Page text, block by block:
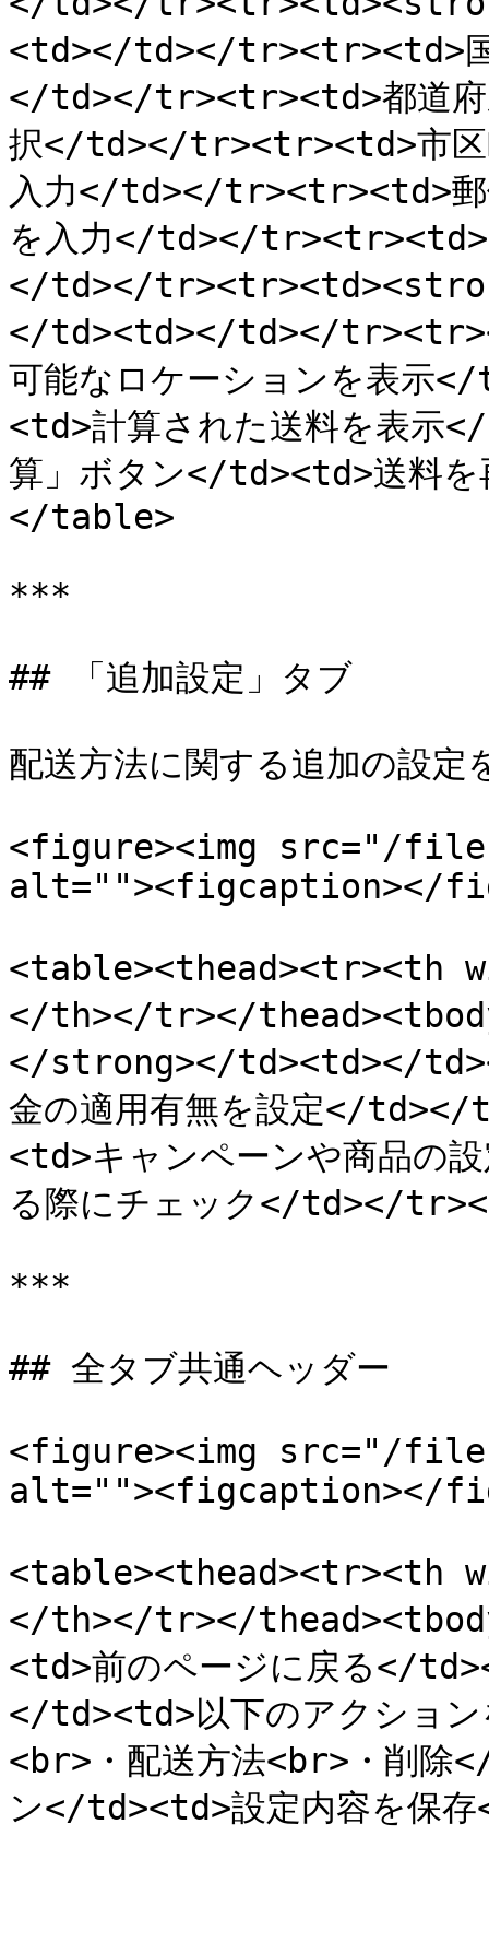
<td></td></tr><tr><td>国
</td></tr><tr><td>都道府
択</td></tr><tr><td>市区
入力</td></tr><tr><td>郵
を入力</td></tr><tr><td>
</td></
</td><td></td></
可能なロケーションを表
<td>計算された送料を表
算」ボタン</td><td>送料
</table>
***
## 「追加設定」タブ
配送方法に関する追加の設定
<figure><img src="/files/
alt=""><figcaption></
<table><thead><tr><th
</th></tr></
</strong></td><td></
金の適用有無を設定</
<td>キャンペーンや商品の
る際にチェック</td></
***
## 全タブ共通ヘッダー
<figure><img src="/
alt=""><figcaption></
<table><thead><tr><th
</th></tr></
<td>前のページに戻る</
</td><td>以下のアクション
<br>・配送方法<br>・削